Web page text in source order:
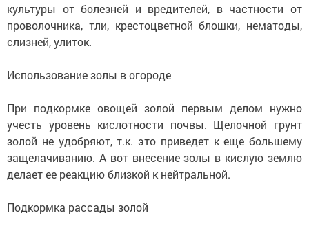
культуры от болезней и вредителей, в частности от
проволочника, тли, крестоцветной блошки, нематоды,
слизней, улиток.
Использование золы в огороде
При подкормке овощей золой первым делом нужно
учесть уровень кислотности почвы. Щелочной грунт
золой не удобряют, т.к. это приведет к еще большему
защелачиванию. А вот внесение золы в кислую землю
делает ее реакцию близкой к нейтральной.
Подкормка рассады золой